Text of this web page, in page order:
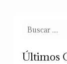
Últimos